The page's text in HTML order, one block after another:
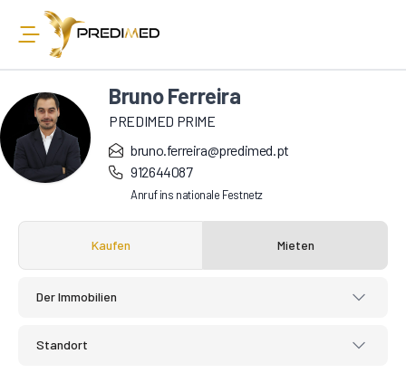
Bruno Ferreira
PREDIMED PRIME
bruno.ferreira@predimed.pt
912644087
Anruf ins nationale Festnetz
Kaufen Mieten
Der Immobilien
Standort